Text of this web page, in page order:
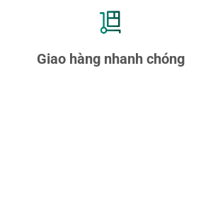
Giao hàng nhanh chóng